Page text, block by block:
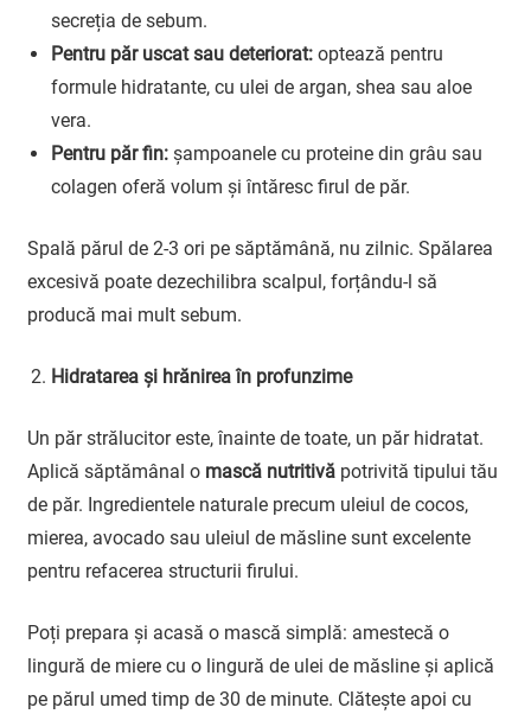
secreția de sebum.
Pentru păr uscat sau deteriorat:optează pentru
formule hidratante, cu ulei de argan, shea sau aloe
vera.
Pentru păr fin:șampoanele cu proteine din grâu sau
colagen oferă volum și întăresc firul de păr.
Spală părul de 2-3 ori pe săptămână, nu zilnic. Spălarea
excesivă poate dezechilibra scalpul, forțându-l să
producă mai mult sebum.
Hidratarea și hrănirea în profunzime
Un păr strălucitor este, înainte de toate, un păr hidratat.
Aplică săptămânal o mască nutritivăpotrivită tipului tău
de păr. Ingredientele naturale precum uleiul de cocos,
mierea, avocado sau uleiul de măsline sunt excelente
pentru refacerea structurii firului.
Poți prepara și acasă o mască simplă: amestecă o
lingură de miere cu o lingură de ulei de măsline și aplică
pe părul umed timp de 30 de minute. Clătește apoi cu